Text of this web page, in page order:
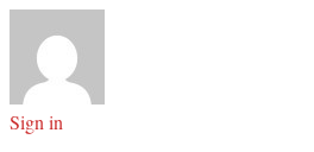
Sign in